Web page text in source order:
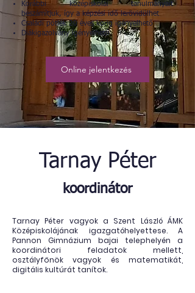
Korábbi középiskolai tanulmányait
beszámítjuk, így a képzési idő lerövidülhet
Családi pótlék 20 éves korig igényelhető
Diákigazolvány igényelhető
Online jelentkezés
Tarnay Péter
koordinátor
Tarnay Péter vagyok a Szent László ÁMK
Középiskolájának igazgatóhelyettese. A
Pannon Gimnázium bajai telephelyén a
koordinátori feladatok mellett,
osztályfőnök vagyok és matematikát,
digitális kultúrát tanítok.